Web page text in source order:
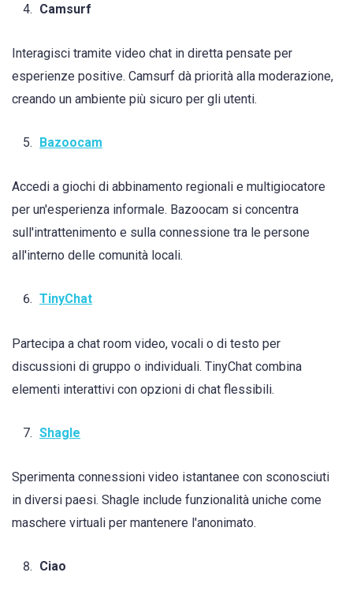
Camsurf
Interagisci tramite video chat in diretta pensate per
esperienze positive. Camsurf dà priorità alla moderazione,
creando un ambiente più sicuro per gli utenti.
Bazoocam
Accedi a giochi di abbinamento regionali e multigiocatore
per un'esperienza informale. Bazoocam si concentra
sull'intrattenimento e sulla connessione tra le persone
all'interno delle comunità locali.
TinyChat
Partecipa a chat room video, vocali o di testo per
discussioni di gruppo o individuali. TinyChat combina
elementi interattivi con opzioni di chat flessibili.
Shagle
Sperimenta connessioni video istantanee con sconosciuti
in diversi paesi. Shagle include funzionalità uniche come
maschere virtuali per mantenere l'anonimato.
Ciao